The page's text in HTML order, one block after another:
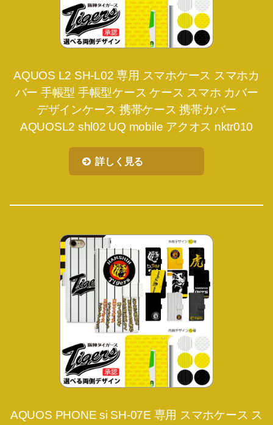
AQUOS L2 SH-L02 専用 スマホケース スマホカ
バー 手帳型 手帳型ケース ケース スマホ カバー
デザインケース 携帯ケース 携帯カバー
AQUOSL2 shl02 UQ mobile アクオス nktr010
詳しく見る
AQUOS PHONE si SH-07E 専用 スマホケース ス